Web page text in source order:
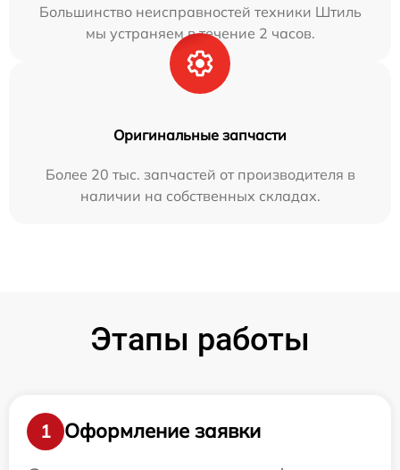
Большинство неисправностей техники Штиль
мы устраняем в течение 2 часов.
Оригинальные запчасти
Более 20 тыс. запчастей от производителя в
наличии на собственных складах.
Этапы работы
1
Оформление заявки